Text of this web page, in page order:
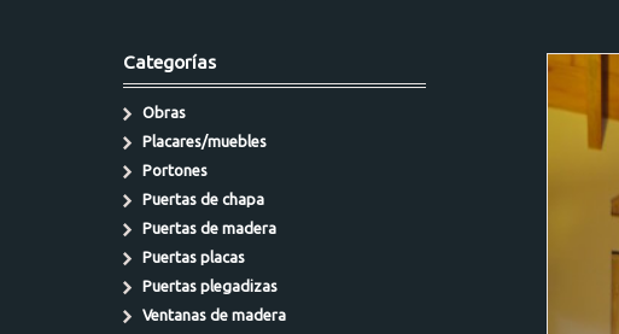
Categorías
Obras
Placares/muebles
Portones
Puertas de chapa
Puertas de madera
Puertas placas
Puertas plegadizas
Ventanas de madera